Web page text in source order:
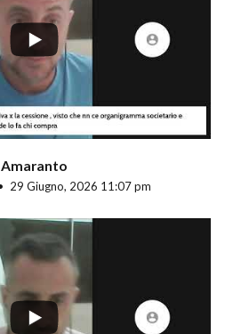
Amaranto
29 Giugno, 2026 11:07 pm